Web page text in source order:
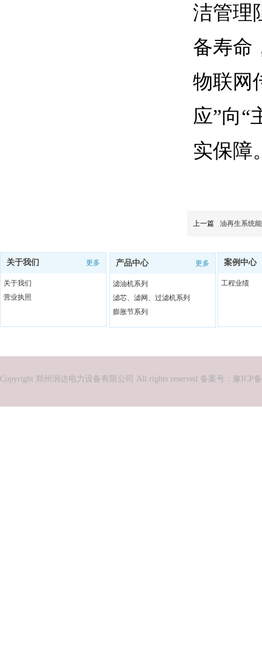
洁管理
备寿命
物联网
应”向“
实保障
上一篇 油再生系统
Copyright 郑州润达电力设备有限公司 All rights reserved 备案号： 豫ICP
关于我们 更多
关于我们
营业执照
产品中心 更多
滤油机系列
滤芯、滤网、过滤机系列
膨胀节系列
案例中心
工程业绩